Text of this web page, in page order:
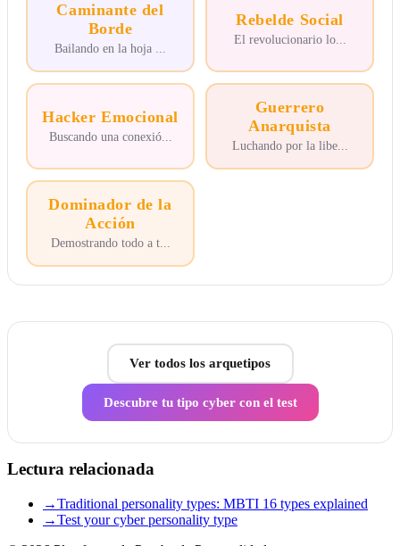
Caminante del
Borde
Bailando en la hoja ...
Rebelde Social
El revolucionario lo...
Hacker Emocional
Buscando una conexió...
Guerrero
Anarquista
Luchando por la libe...
Dominador de la
Acción
Demostrando todo a t...
Ver todos los arquetipos
Descubre tu tipo cyber con el test
Lectura relacionada
→Traditional personality types: MBTI 16 types explained
→Test your cyber personality type